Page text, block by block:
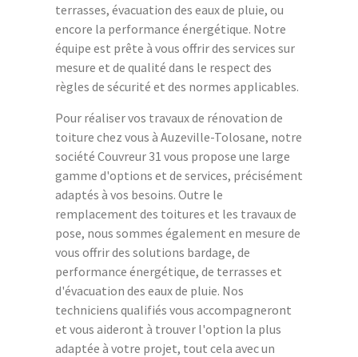
terrasses, évacuation des eaux de pluie, ou
encore la performance énergétique. Notre
équipe est prête à vous offrir des services sur
mesure et de qualité dans le respect des
règles de sécurité et des normes applicables.
Pour réaliser vos travaux de rénovation de
toiture chez vous à Auzeville-Tolosane, notre
société Couvreur 31 vous propose une large
gamme d'options et de services, précisément
adaptés à vos besoins. Outre le
remplacement des toitures et les travaux de
pose, nous sommes également en mesure de
vous offrir des solutions bardage, de
performance énergétique, de terrasses et
d'évacuation des eaux de pluie. Nos
techniciens qualifiés vous accompagneront
et vous aideront à trouver l'option la plus
adaptée à votre projet, tout cela avec un